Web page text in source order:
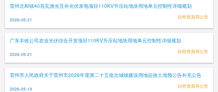
雷州北和镇40兆瓦渔光互补光伏发电项目110KV升压站地块用地单元控制性详细规划
2026-05-21 自然资源局公告
广东丰收公司农业光伏综合开发项目110KV升压站地块用地单元控制性详细规划
2026-05-21 自然资源局公告
雷州市人民政府关于雷州市2026年度第二十五批次城镇建设用地征收土地预公告补充公告
2026-05-19 自然资源局公告